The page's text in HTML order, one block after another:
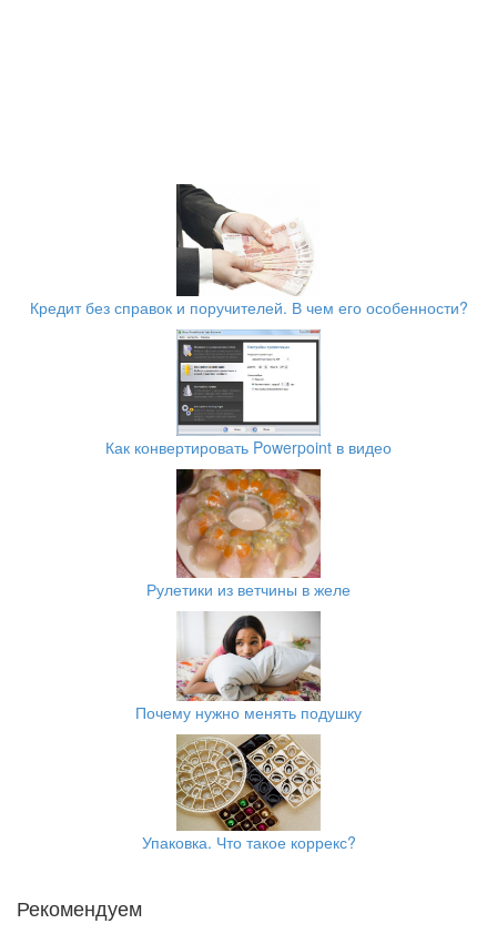
Кредит без справок и поручителей. В чем его особенности?
Как конвертировать Powerpoint в видео
Рулетики из ветчины в желе
Почему нужно менять подушку
Упаковка. Что такое коррекс?
Рекомендуем